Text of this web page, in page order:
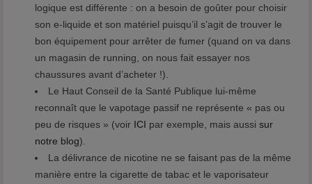
logique est différente : on a besoin de goûter pour choisir
son e-liquide et son matériel puisqu’il s’agit de trouver le
bon équipement pour arrêter de fumer (quand on va dans
un magasin de running, on nous fait essayer nos
chaussures avant d’acheter !).
Le Haut Conseil de la Santé Publique lui-même
reconnaît que le vapotage passif ne représente « pas ou
peu de risques » (voir ICI par exemple, mais aussi sur
notre blog).
La délivrance de nicotine ne se faisant pas de la même
manière entre la cigarette de tabac et le vaporisateur